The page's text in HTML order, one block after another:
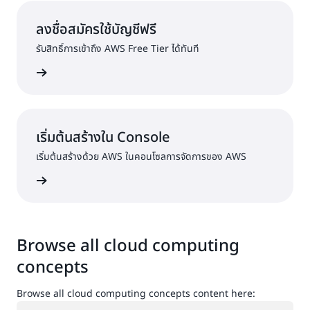
ลงชื่อสมัครใช้บัญชีฟรี
รับสิทธิ์การเข้าถึง AWS Free Tier ได้ทันที
เริ่มต้นสร้างใน Console
เริ่มต้นสร้างด้วย AWS ในคอนโซลการจัดการของ AWS
Browse all cloud computing
concepts
Browse all cloud computing concepts content here: